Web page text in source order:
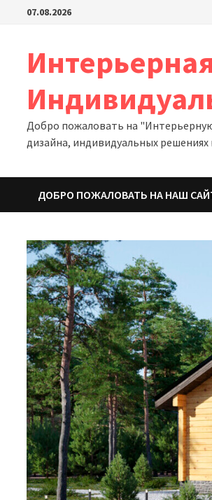
Перейти07.08.2026
Добро пожаловать на
дизайна, индивидуальных
ДОБРО ПОЖАЛОВАТЬ НА НАШ